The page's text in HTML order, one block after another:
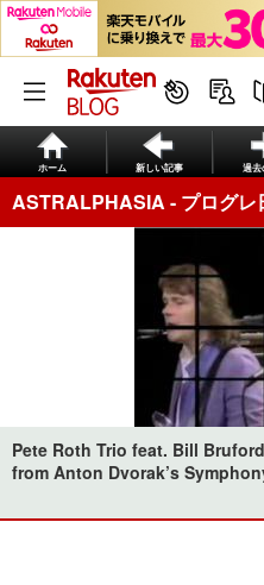
ホーム 新しい記事 過去
ASTRALPHASIA - プログ
Pete Roth Trio feat. Bill
from Anton Dvorak’s